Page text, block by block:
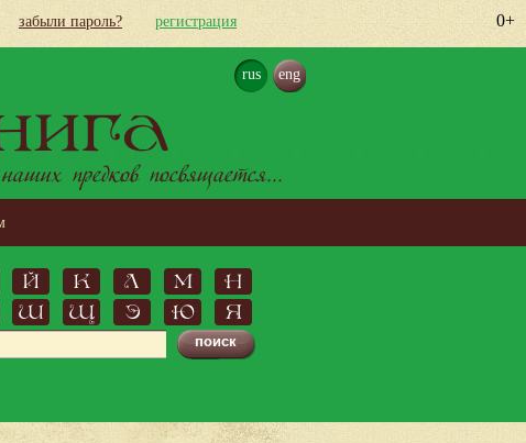
0+
забыли пароль? регистрация
rus eng
предков посвящается...
Й К Л М
Н
Ш Щ Э Ю Я